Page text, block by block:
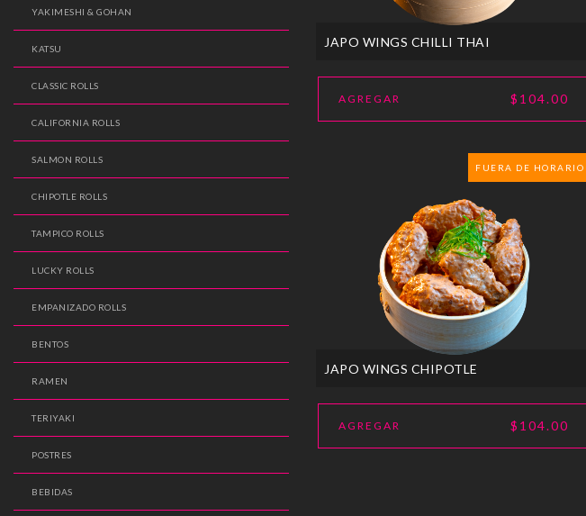
JAPO WINGS CHILLI THAI
AGREGAR $104.00
FUERA DE HORARIO
JAPO WINGS CHIPOTLE
AGREGAR $104.00
YAKIMESHI & GOHAN
KATSU
CLASSIC ROLLS
CALIFORNIA ROLLS
SALMON ROLLS
CHIPOTLE ROLLS
TAMPICO ROLLS
LUCKY ROLLS
EMPANIZADO ROLLS
BENTOS
RAMEN
TERIYAKI
POSTRES
BEBIDAS